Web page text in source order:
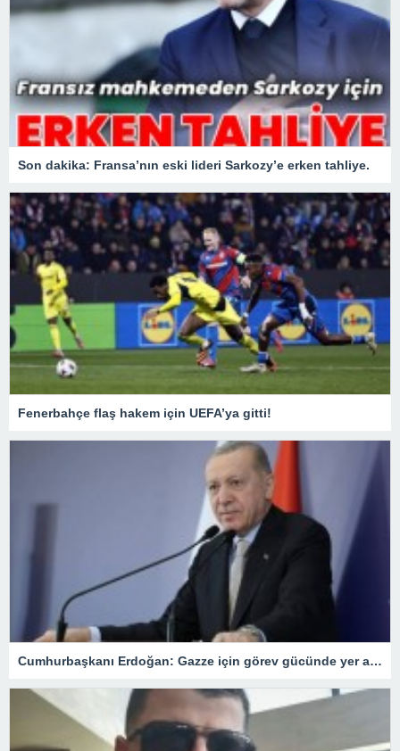
Son dakika: Fransa’nın eski lideri Sarkozy’e erken tahliye.
Fenerbahçe flaş hakem için UEFA’ya gitti!
Cumhurbaşkanı Erdoğan: Gazze için görev gücünde yer alacağız.